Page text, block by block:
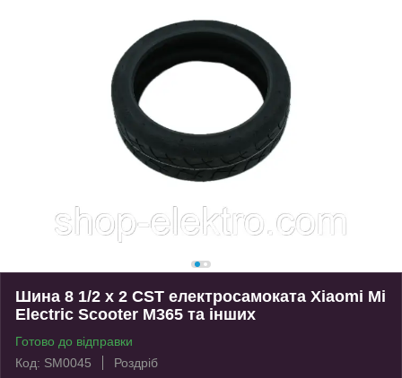
Шина 8 1/2 х 2 CST електросамоката Xiaomi Mi
Electric Scooter M365 та інших
Готово до відправки
Код: SM0045
Роздріб